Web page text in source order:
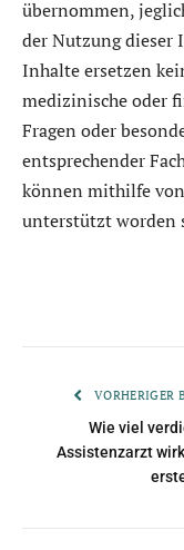
übernommen,
der Nutzung dieser
Inhalte ersetzen
medizinische oder
Fragen oder
entsprechender
können mithilfe
unterstützt worden
VORHERIGER
Wie viel
Assistenzarzt